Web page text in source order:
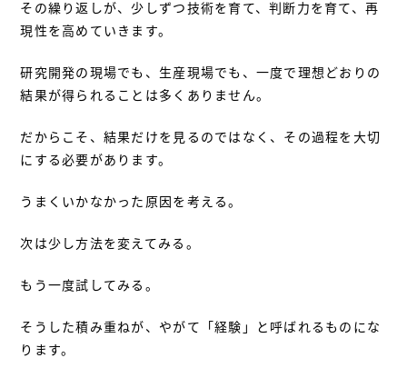
その繰り返しが、少しずつ技術を育て、判断力を育て、再
現性を高めていきます。
研究開発の現場でも、生産現場でも、一度で理想どおりの
結果が得られることは多くありません。
だからこそ、結果だけを見るのではなく、その過程を大切
にする必要があります。
うまくいかなかった原因を考える。
次は少し方法を変えてみる。
もう一度試してみる。
そうした積み重ねが、やがて「経験」と呼ばれるものにな
ります。